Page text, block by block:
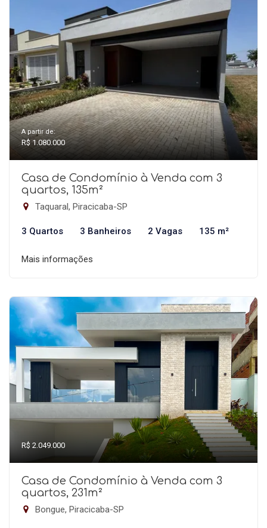
A partir de:
R$ 1.080.000
Casa de Condomínio à Venda com 3
quartos, 135m²
Taquaral, Piracicaba-SP
3 Quartos 3 Banheiros 2 Vagas 135 m²
Mais informações
R$ 2.049.000
Casa de Condomínio à Venda com 3
quartos, 231m²
Bongue, Piracicaba-SP